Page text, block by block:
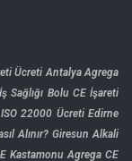
Ücreti Antalya Agrega
Sağlığı Bolu CE İşareti
ISO 22000 Ücreti Edirne
Alınır? Giresun Alkali
Kastamonu Agrega CE